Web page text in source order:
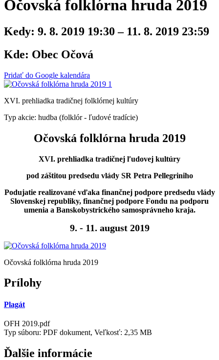
Očovská folklórna hruda 2019
Kedy: 9. 8. 2019 19:30 – 11. 8. 2019 23:59
Kde: Obec Očová
Pridať do Google kalendára
XVI. prehliadka tradičnej folklórnej kultúry
Typ akcie: hudba (folklór - ľudové tradície)
Očovská folklórna hruda 2019
XVI. prehliadka tradičnej ľudovej kultúry
pod záštitou predsedu vlády SR Petra Pellegriniho
Podujatie realizované vďaka finančnej podpore predsedu vlády
Slovenskej republiky, finančnej podpore Fondu na podporu
umenia a Banskobystrického samosprávneho kraja.
9. - 11. august 2019
Očovská folklórna hruda 2019
Prílohy
Plagát
OFH 2019.pdf
Typ súboru: PDF dokument, Veľkosť: 2,35 MB
Ďalšie informácie